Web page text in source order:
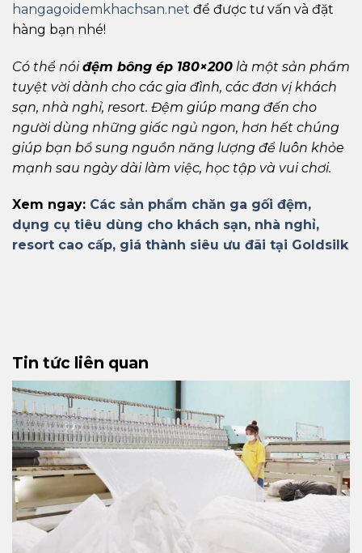
hangagoidemkhachsan.net để được tư vấn và đặt
hàng bạn nhé!
Có thể nóiđệm bông ép 180×200 là một sản phẩm
tuyệt vời dành cho các gia đình, các đơn vị khách
sạn, nhà nghỉ, resort. Đệm giúp mang đến cho
người dùng những giấc ngủ ngon, hơn hết chúng
giúp bạn bổ sung nguồn năng lượng để luôn khỏe
mạnh sau ngày dài làm việc, học tập và vui chơi.
Xem ngay: Các sản phẩm chăn ga gối đệm,
dụng cụ tiêu dùng cho khách sạn, nhà nghỉ,
resort cao cấp, giá thành siêu ưu đãi tại Goldsilk
Tin tức liên quan